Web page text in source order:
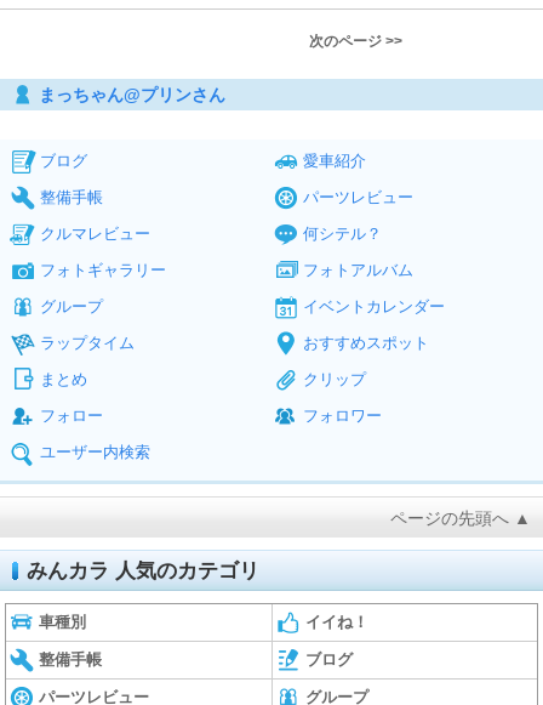
次のページ >>
まっちゃん@プリンさん
ブログ
愛車紹介
整備手帳
パーツレビュー
クルマレビュー
何シテル？
フォトギャラリー
フォトアルバム
グループ
イベントカレンダー
ラップタイム
おすすめスポット
まとめ
クリップ
フォロー
フォロワー
ユーザー内検索
ページの先頭へ ▲
みんカラ 人気のカテゴリ
車種別 イイね！
整備手帳 ブログ
パーツレビュー グループ